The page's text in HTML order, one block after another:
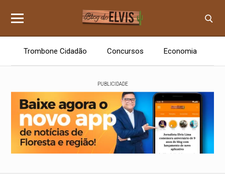
Trombone Cidadão Concursos Economia
PUBLICIDADE